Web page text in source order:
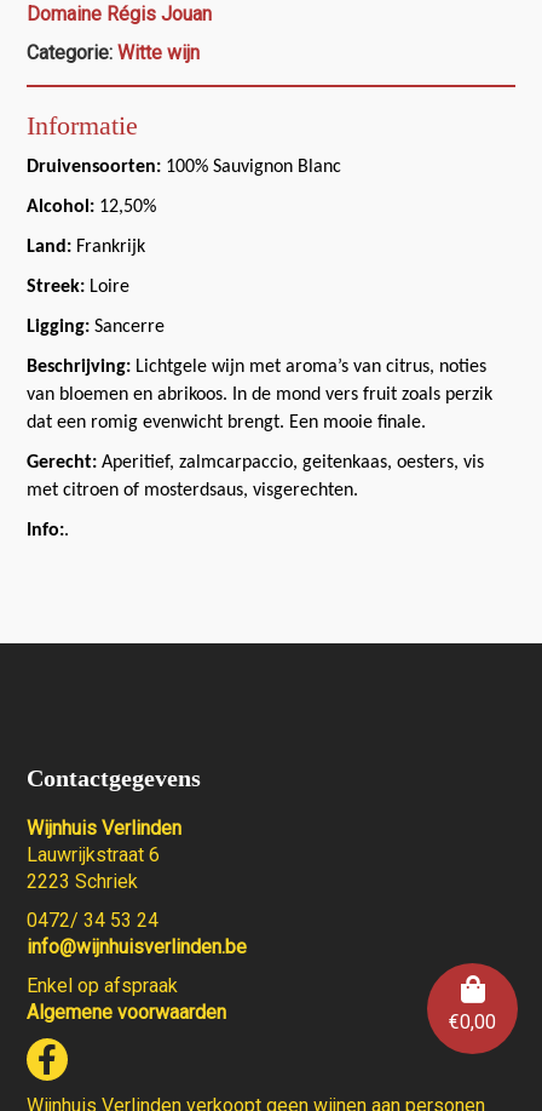
€0,00
Domaine Régis Jouan
Categorie:Witte wijn
Informatie
Druivensoorten: 100% Sauvignon Blanc
Alcohol: 12,50%
Land: Frankrijk
Streek: Loire
Ligging: Sancerre
Beschrijving: Lichtgele wijn met aroma’s van citrus, noties
van bloemen en abrikoos. In de mond vers fruit zoals perzik
dat een romig evenwicht brengt. Een mooie finale.
Gerecht: Aperitief, zalmcarpaccio, geitenkaas, oesters, vis
met citroen of mosterdsaus, visgerechten.
Info:.
Contactgegevens
Wijnhuis Verlinden
Lauwrijkstraat 6
2223 Schriek
0472/ 34 53 24
info@wijnhuisverlinden.be
Enkel op afspraak
Algemene voorwaarden
Wijnhuis Verlinden verkoopt geen wijnen aan personen